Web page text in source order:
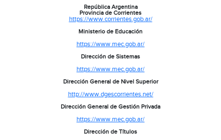
República Argentina
Provincia de Corrientes
https://www.corrientes.gob.ar/
Ministerio de Educación
https://www.mec.gob.ar/
Dirección de Sistemas
https://www.mec.gob.ar/
Dirección General de Nivel Superior
http://www.dgescorrientes.net/
Dirección General de Gestión Privada
https://www.mec.gob.ar/
Dirección de Títulos